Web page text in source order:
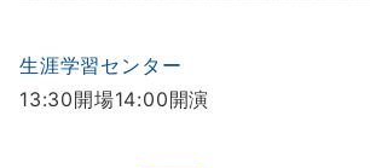
生涯学習センター
13:30開場14:00開演